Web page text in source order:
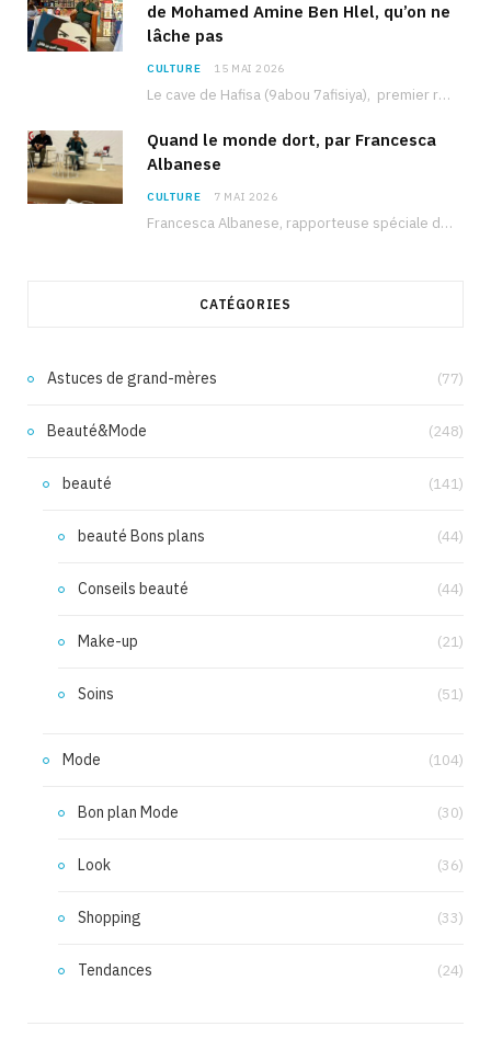
de Mohamed Amine Ben Hlel, qu’on ne
lâche pas
CULTURE 15 MAI 2026
Le cave de Hafisa (9abou 7afisiya), premier roman du journaliste tunisien Mohamed Amine Ben Hlel,…
Quand le monde dort, par Francesca
Albanese
CULTURE 7 MAI 2026
Francesca Albanese, rapporteuse spéciale de l’ONU sur les territoires palestiniens occupés, était à Tunis pour…
CATÉGORIES
Astuces de grand-mères (77)
Beauté&Mode (248)
beauté (141)
beauté Bons plans (44)
Conseils beauté (44)
Make-up (21)
Soins (51)
Mode (104)
Bon plan Mode (30)
Look (36)
Shopping (33)
Tendances (24)